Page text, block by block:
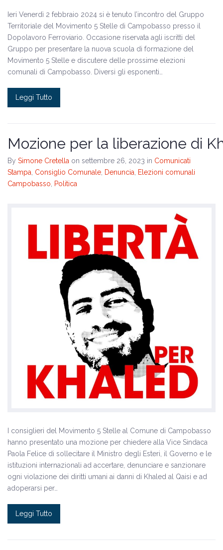
Ieri Venerdì 2 febbraio 2024 si è tenuto l’incontro del Gruppo
Territoriale del Movimento 5 Stelle di Campobasso presso il
Dopolavoro Ferroviario. Occasione riservata agli iscritti del
Gruppo per presentare la nuova scuola di formazione del
Movimento 5 Stelle e discutere delle prossime elezioni
comunali di Campobasso. Diversi gli esponenti…
Leggi Tutto
Mozione per la liberazione di
By Simone Cretella on settembre 26, 2023 in Comunicati
Stampa Consiglio Comunale Denuncia
Elezioni comunali
Campobasso
Politica
I consiglieri del Movimento 5 Stelle al Comune di Campobasso
hanno presentato una mozione per chiedere alla Vice Sindaca
Paola Felice di sollecitare il Ministro degli Esteri, il Governo e le
istituzioni internazionali ad accertare, denunciare e sanzionare
ogni violazione dei diritti umani ai danni di Khaled al Qaisi e ad
adoperarsi per…
Leggi Tutto